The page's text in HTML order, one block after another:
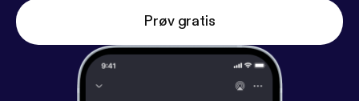
Prøv gratis